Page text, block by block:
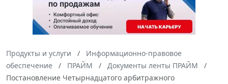
Продукты и услуги
Информационно-правовое
обеспечение
ПРАЙМ
Документы ленты ПРАЙМ
Постановление Четырнадцатого арбитражного